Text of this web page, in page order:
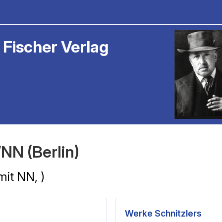
Verlag
(Berlin)
NN, )
Werke Schnitzlers